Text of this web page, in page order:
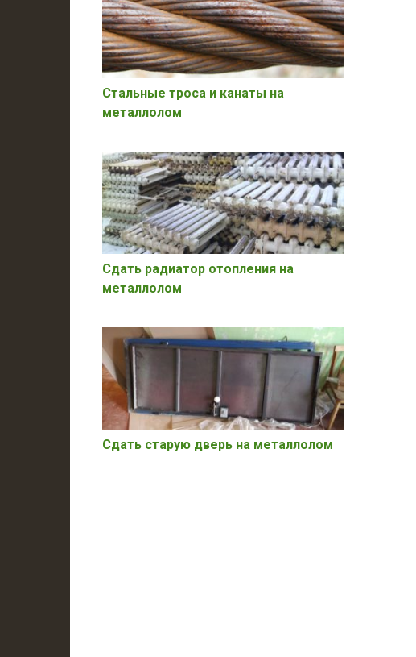
Стальные троса и канаты на
металлолом
Сдать радиатор отопления на
металлолом
Сдать старую дверь на металлолом